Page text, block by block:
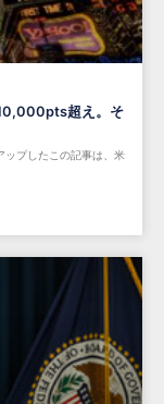
超え。そ
ップしたこの記事は、米